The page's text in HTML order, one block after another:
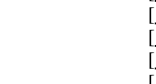
[
[
[